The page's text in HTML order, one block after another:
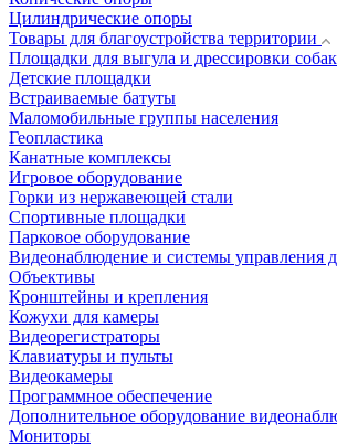
Цилиндрические опоры
Товары для благоустройства территории
Площадки для выгула и дрессировки собак
Детские площадки
Встраиваемые батуты
Маломобильные группы населения
Геопластика
Канатные комплексы
Игровое оборудование
Горки из нержавеющей стали
Спортивные площадки
Парковое оборудование
Видеонаблюдение и системы управления
Объективы
Кронштейны и крепления
Кожухи для камеры
Видеорегистраторы
Клавиатуры и пульты
Видеокамеры
Программное обеспечение
Дополнительное оборудование
Мониторы